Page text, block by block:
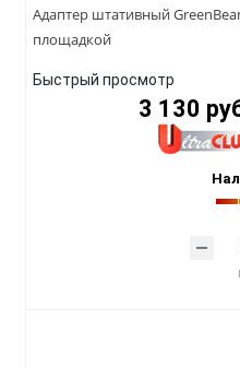
Адаптер штативный
площадкой
Быстрый просмотр
3 130